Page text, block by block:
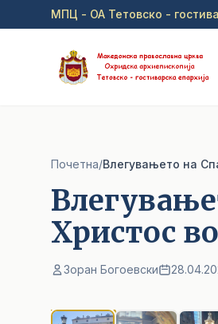
Прејди на главна содржина
МПЦ - ОА Тетовско -
Почетна/Влегувањето на
Христос
Зоран Богоевски